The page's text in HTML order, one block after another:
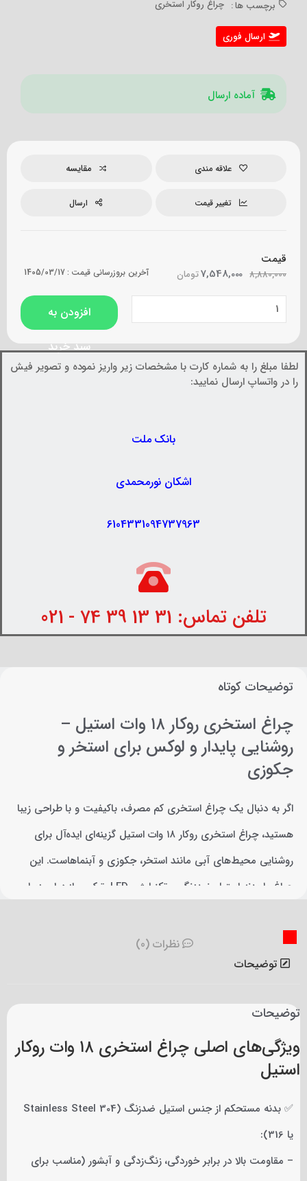
برچسب ها : چراغ روکار استخری
ارسال فوری
آماده ارسال
علاقه مندی مقایسه
تغییر قیمت ارسال
قیمت
8,880,000 تومان7,548,000 آخرین بروزرسانی قیمت :1405/03/17
افزودن به
سبد خرید
لطفا مبلغ را به شماره کارت با مشخصات زیر واریز نموده و تصویر فیش
را در واتساپ ارسال نمایید:
بانک ملت
اشکان نورمحمدی
6104331094737963
تلفن تماس: 31 13 39 74 - 021
توضیحات کوتاه
چراغ استخری روکار ۱۸ وات استیل –
روشنایی پایدار و لوکس برای استخر و
جکوزی
اگر به دنبال یک چراغ استخری کم مصرف، باکیفیت و با طراحی زیبا
هستید، چراغ استخری روکار ۱۸ وات استیل گزینه‌ای ایده‌آل برای
روشنایی محیط‌های آبی مانند استخر، جکوزی و آبنماهاست. این
چراغ با بدنه استیل ضدزنگ و تکنولوژی LED، ترکیبی از دوام، زیبایی
توضیحات
نظرات (0)
توضیحات
ویژگی‌های اصلی چراغ استخری ۱۸ وات روکار
استیل
✅ بدنه مستحکم از جنس استیل ضدزنگ (Stainless Steel 304
یا 316):
– مقاومت بالا در برابر خوردگی، زنگ‌زدگی و آبشور (مناسب برای